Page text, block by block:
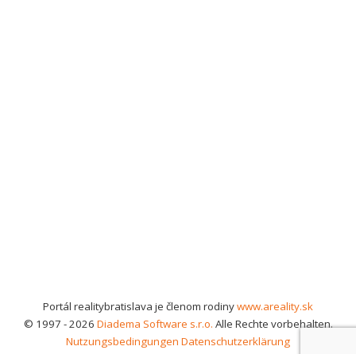
Portál realitybratislava je členom rodinywww.areality.sk
© 1997 - 2026 Diadema Software s.r.o. Alle Rechte vorbehalten.
Nutzungsbedingungen Datenschutzerklärung